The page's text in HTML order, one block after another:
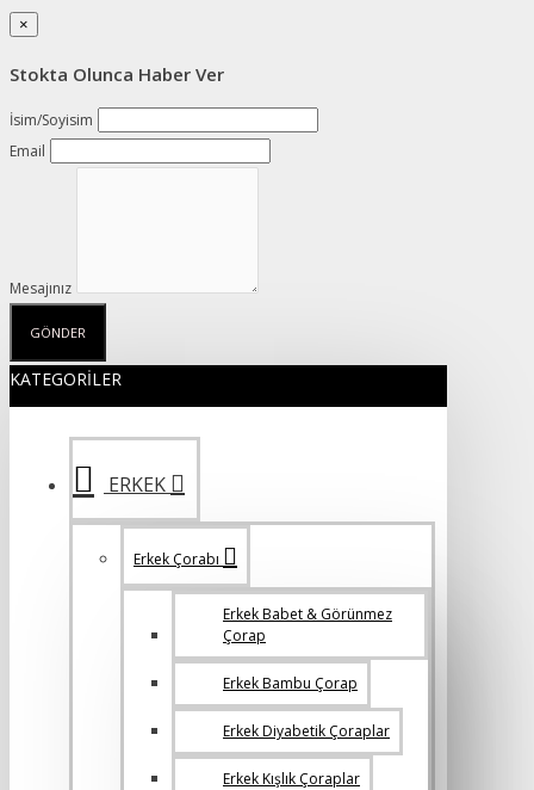
×
Stokta Olunca Haber Ver
İsim/Soyisim
Email
Mesajınız
GÖNDER
KATEGORILER
ERKEK
Erkek Çorabı
Erkek Babet & Görünmez
Çorap
Erkek Bambu Çorap
Erkek Diyabetik Çoraplar
Erkek Kışlık Çoraplar